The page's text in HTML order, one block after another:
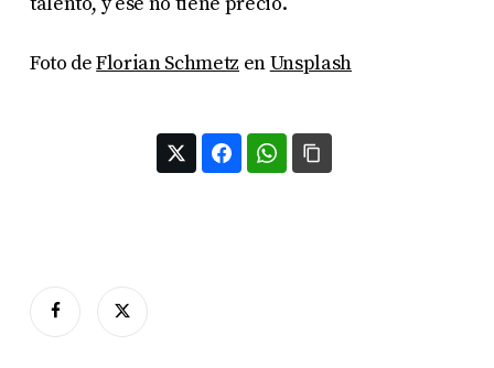
Foto deFlorian Schmetz enUnsplash